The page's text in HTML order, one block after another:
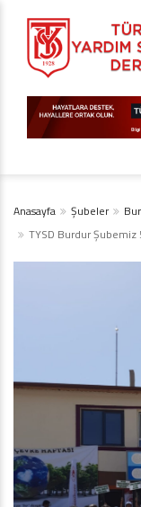
Anasayfa Şubeler
TYSD Burdur Şubemiz